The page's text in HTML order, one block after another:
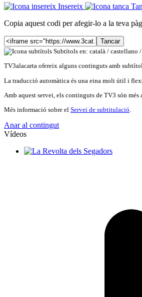
Insereix
Copia aquest codi per afegir-lo a la teva
Tancar
Subtítols en: català / castellano /
TV3alacarta ofereix alguns continguts amb
La traducció automàtica és una eina molt útil i
Amb aquest servei, els continguts de TV3 són més
Més informació sobre el Servei de subtitulació.
Anar al contingut
Vídeos